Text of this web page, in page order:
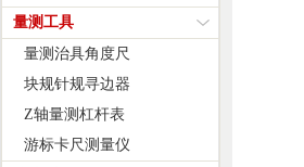
量测工具
量测治具角度尺
块规针规寻边器
Z轴量测杠杆表
游标卡尺测量仪